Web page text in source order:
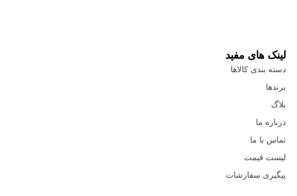
لینک های مفید
دسته بندی کالاها
برندها
بلاگ
درباره ما
تماس با ما
لیست قیمت
پیگیری سفارشات